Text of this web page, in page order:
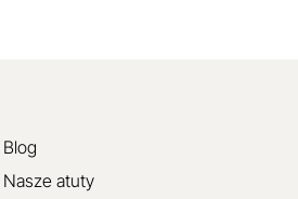
Blog
Nasze atuty